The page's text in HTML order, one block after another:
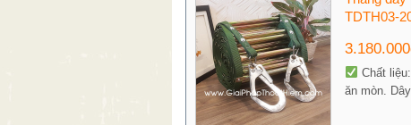
TDTH03-
Chất
ăn mòn.